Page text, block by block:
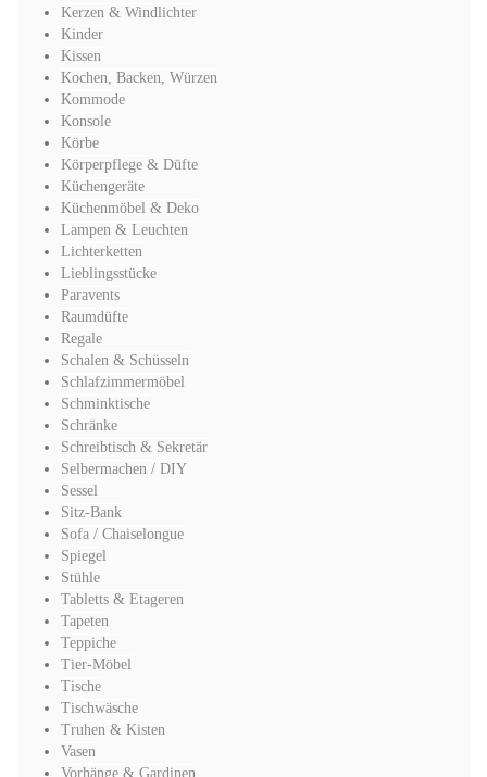
Kerzen & Windlichter
Kinder
Kissen
Kochen, Backen, Würzen
Kommode
Konsole
Körbe
Körperpflege & Düfte
Küchengeräte
Küchenmöbel & Deko
Lampen & Leuchten
Lichterketten
Lieblingsstücke
Paravents
Raumdüfte
Regale
Schalen & Schüsseln
Schlafzimmermöbel
Schminktische
Schränke
Schreibtisch & Sekretär
Selbermachen / DIY
Sessel
Sitz-Bank
Sofa / Chaiselongue
Spiegel
Stühle
Tabletts & Etageren
Tapeten
Teppiche
Tier-Möbel
Tische
Tischwäsche
Truhen & Kisten
Vasen
Vorhänge & Gardinen